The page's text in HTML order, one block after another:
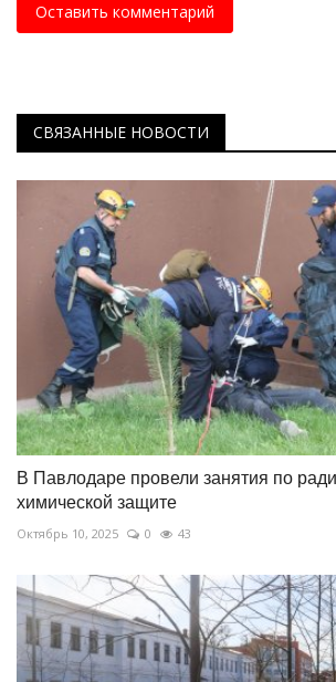
Оставить комментарий
СВЯЗАННЫЕ НОВОСТИ
В Павлодаре провели занятия по
химической защите
Октябрь 10, 2025 0 43